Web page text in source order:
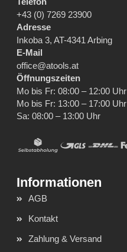
+43 (0) 7269 23900
Adresse
Inkoba 3, AT-4341 Arbing
E-Mail
office@atools.at
Öffnungszeiten
Mo bis Fr: 08:00 – 12:00 Uhr
Mo bis Fr: 13:00 – 17:00 Uhr
Sa: 08:00 – 13:00 Uhr
AGB
Kontakt
Zahlung & Versand